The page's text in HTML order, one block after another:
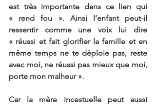
est très importante dans ce lien qui
« rend fou ». Ainsi l’enfant peut-il
ressentir comme une voix lui dire
« réussi et fait glorifier la famille et en
même temps ne te déploie pas, reste
avec moi, ne réussi pas mieux que moi,
porte mon malheur ».
Car la mère incestuelle peut aussi